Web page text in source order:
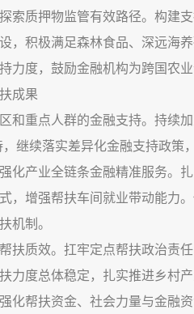
索质押物监管有效路径。构建
，积极满足森林食品、深远海
力度，鼓励金融机构为跨国农
成果
重点人群的金融支持。持续
继续落实差异化金融支持政
化产业全链条金融精准服务。
，增强帮扶车间就业带动能力
机制。
质效。扛牢定点帮扶政治责
力度总体稳定，扎实推进乡村
化帮扶资金、社会力量与金融